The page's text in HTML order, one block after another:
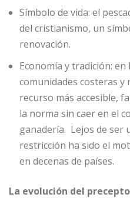
Símbolo de vida: el
del cristianismo, un
renovación.
Economía y tradición:
comunidades costeras y
recurso más accesible,
la norma sin caer en el
ganadería. Lejos de ser
restricción ha sido el
en decenas de países.
La evolución del precepto